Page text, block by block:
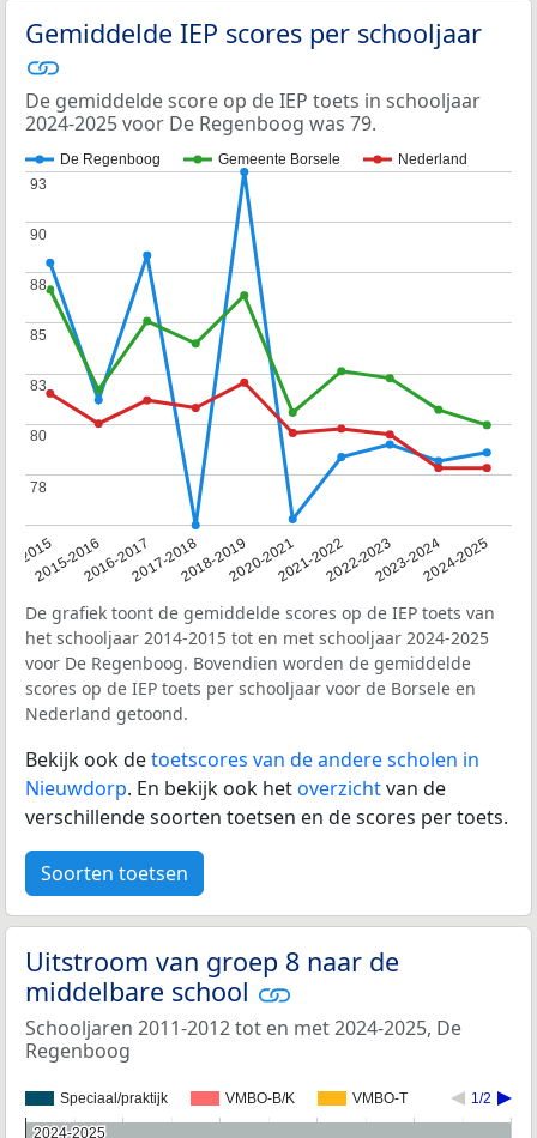
Gemiddelde IEP scores per schooljaar
De gemiddelde score op de IEP toets in schooljaar
2024-2025 voor De Regenboog was 79.
De Regenboog Gemeente Borsele Nederland
2015
2015-20162016-20172017-20182018-20192020-20212021-20222022-20232023-20242024-2025
78
78
80
80
83
83
85
85
88
88
90
90
93
93
De grafiek toont de gemiddelde scores op de IEP toets van
het schooljaar 2014-2015 tot en met schooljaar 2024-2025
voor De Regenboog. Bovendien worden de gemiddelde
scores op de IEP toets per schooljaar voor de Borsele en
Nederland getoond.
Bekijk ook detoetscores van de andere scholen in
Nieuwdorp. En bekijk ook hetoverzichtvan de
verschillende soorten toetsen en de scores per toets.
Soorten toetsen
Uitstroom van groep 8 naar de
middelbare school
Schooljaren 2011-2012 tot en met 2024-2025, De
Regenboog
Speciaal/praktijk VMBO-B/K VMBO-T 1/2
2024-2025
2024-2025